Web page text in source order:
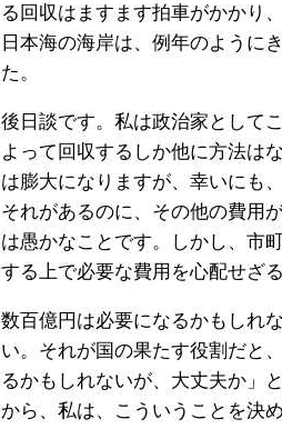
る回収はますます拍車がかかり
日本海の海岸は、例年のように
た。
後日談です。私は政治家として
よって回収するしか他に方法は
は膨大になりますが、幸いにも
それがあるのに、その他の費用
は愚かなことです。しかし、市
する上で必要な費用を心配せざ
数百億円は必要になるかもしれ
い。それが国の果たす役割だと
るかもしれないが、大丈夫か」
から、私は、こういうことを決